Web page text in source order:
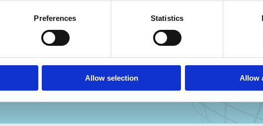
Preferences Statistics
Allow selection Allow
ons in staat om ArcGIS Enterprise-
door te voeren. Wat vroeger een
nu slechts minuten en als er iets misgaat,
we direct terugrollen.”